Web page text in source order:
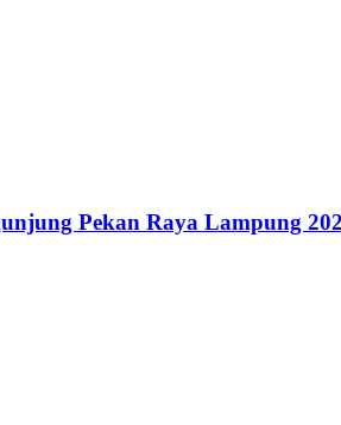
Pekan Raya Lampung